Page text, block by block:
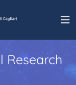
Research